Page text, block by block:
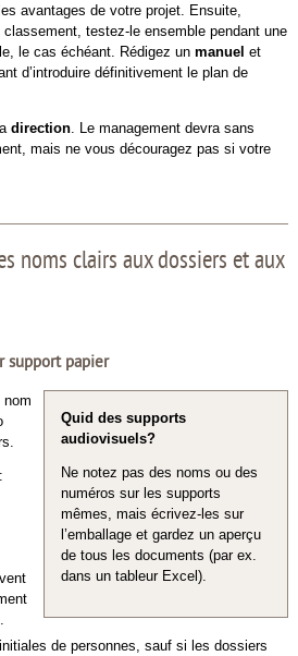
avantages de votre projet. Ensuite,
testez-le ensemble pendant une
le cas échéant. Rédigez un manuel et
d’introduire définitivement le plan de
direction. Le management devra sans
mais ne vous découragez pas si votre
noms clairs aux dossiers et aux
support papier
Quid des supports
audiovisuels?
Ne notez pas des noms ou des
numéros sur les supports
mêmes, mais écrivez-les sur
l’emballage et gardez un aperçu
de tous les documents (par ex.
dans un tableur Excel).
nom
de personnes, sauf si les dossiers